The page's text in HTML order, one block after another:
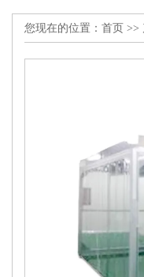
您现在的位置： 首页 >>